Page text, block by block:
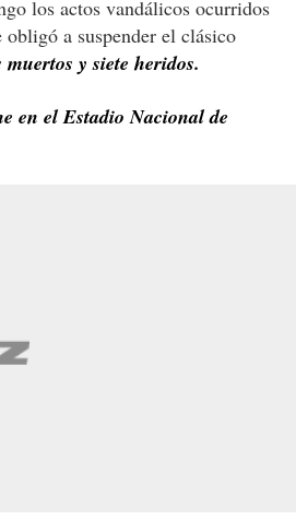
los actos vandálicos ocurridos
obligó a suspender el clásico
y siete heridos.
en el Estadio Nacional de